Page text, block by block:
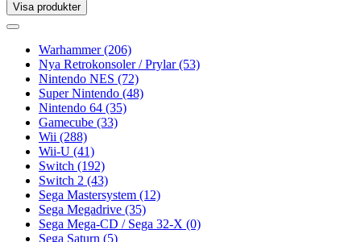
Visa produkter
Toggle
Toggle
navigationWarhammer(206)
Nya Retrokonsoler / Prylar(53)
Nintendo NES (72)
Super Nintendo (48)
Nintendo 64 (35)
Gamecube (33)
Wii (288)
Wii-U (41)
Switch (192)
Switch 2 (43)
Sega Mastersystem (12)
Sega Megadrive (35)
Sega Mega-CD / Sega 32-X (0)
Sega Saturn (5)